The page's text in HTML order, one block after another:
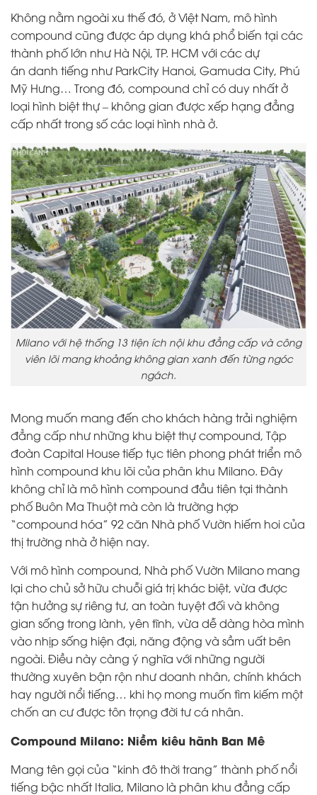
Không nằm ngoài xu thế đó, ở Việt Nam, mô hình
compound cũng được áp dụng khá phổ biến tại các
thành phố lớn như Hà Nội, TP. HCM với các dự
án danh tiếng như ParkCity Hanoi, Gamuda City, Phú
Mỹ Hưng… Trong đó, compound chỉ có duy nhất ở
loại hình biệt thự – không gian được xếp hạng đẳng
cấp nhất trong số các loại hình nhà ở.
Milano với hệ thống 13 tiện ích nội khu đẳng cấp và công
viên lõi mang khoảng không gian xanh đến từng ngóc
ngách.
Mong muốn mang đến cho khách hàng trải nghiệm
đẳng cấp như những khu biệt thự compound, Tập
đoàn Capital House tiếp tục tiên phong phát triển mô
hình compound khu lõi của phân khu Milano. Đây
không chỉ là mô hình compound đầu tiên tại thành
phố Buôn Ma Thuột mà còn là trường hợp
“compound hóa” 92 căn Nhà phố Vườn hiếm hoi của
thị trường nhà ở hiện nay.
Với mô hình compound, Nhà phố Vườn Milano mang
lại cho chủ sở hữu chuỗi giá trị khác biệt, vừa được
tận hưởng sự riêng tư, an toàn tuyệt đối và không
gian sống trong lành, yên tĩnh, vừa dễ dàng hòa mình
vào nhịp sống hiện đại, năng động và sầm uất bên
ngoài. Điều này càng ý nghĩa với những người
thường xuyên bận rộn như doanh nhân, chính khách
hay người nổi tiếng… khi họ mong muốn tìm kiếm một
chốn an cư được tôn trọng đời tư cá nhân.
Compound Milano: Niềm kiêu hãnh Ban Mê
Mang tên gọi của “kinh đô thời trang” thành phố nổi
tiếng bậc nhất Italia, Milano là phân khu đẳng cấp